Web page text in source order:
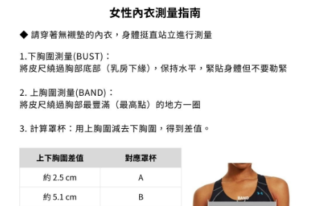
買賣價金債權讓與本公司後，依約使用本公司帳單繳交帳款。
2.基於同意付款使用「大哥付你分期」之契約關係目的，商店將以您的個人
資料（包含姓名、電話或地址）提供予台灣大哥大進項蒐集、處理及利用，
3.完整用戶服務條款，請詳閱以下連結：
是否繳費成功／繳費後需取消欲退款等相關疑問，請聯繫「AFTEE先享後付
客戶支援中心」
【注意事項】
１．透過由恩沛科技股份有限公司提供之「AFTEE先享後付」服務完成之交
易，需依本服務之必要範圍內提供個人資料，並將交易相關給付款項請求債
權轉讓予恩沛科技股份有限公司。
２．關於個人資料處理事宜，請瀏覽以下網址：
３．未成年的使用者請事先徵得法定代理人或監護人之同意方可使用
「AFTEE先享後付」，若未經同意申辦者引起之損失，本公司不負相關責
４．使用「AFTEE先享後付」時，將依據個別帳號之用戶狀況，依本公司即
時審查核予不同之上限額度；若仍有額度不足之情形，本公司將視審查結果
請自備購物袋，若需購買紙袋可現場詢問
免運費